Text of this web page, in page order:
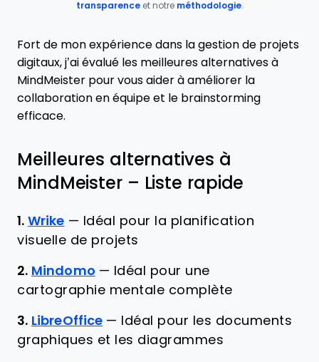
transparenceet notre méthodologie.
Fort de mon expérience dans la gestion de projets
digitaux, j’ai évalué les meilleures alternatives à
MindMeister pour vous aider à améliorer la
collaboration en équipe et le brainstorming
efficace.
Meilleures alternatives à
MindMeister – Liste rapide
1. Wrike — Idéal pour la planification
visuelle de projets
2. Mindomo — Idéal pour une
cartographie mentale complète
3. LibreOffice —
Idéal pour les documents
graphiques et les diagrammes